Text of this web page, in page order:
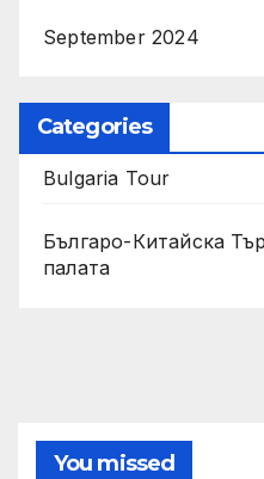
September 2024
Categories
Bulgaria Tour
Българо-Китайска
палaта
You missed